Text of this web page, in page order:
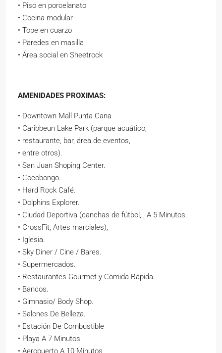
• Piso en porcelanato
• Cocina modular
• Tope en cuarzo
• Paredes en masilla
• Área social en Sheetrock
AMENIDADES PROXIMAS:
• Downtown Mall Punta Cana
• Caribbeun Lake Park (parque acuático,
• restaurante, bar, área de eventos,
• entre otros).
• San Juan Shoping Center.
• Cocobongo.
• Hard Rock Café.
• Dolphins Explorer.
• Ciudad Deportiva (canchas de fútbol, , A 5 Minutos
• CrossFit, Artes marciales),
• Iglesia.
• Sky Diner / Cine / Bares.
• Supermercados.
• Restaurantes Gourmet y Comida Rápida.
• Bancos.
• Gimnasio/ Body Shop.
• Salones De Belleza.
• Estación De Combustible
• Playa A 7 Minutos
• Aeropuerto A 10 Minutos